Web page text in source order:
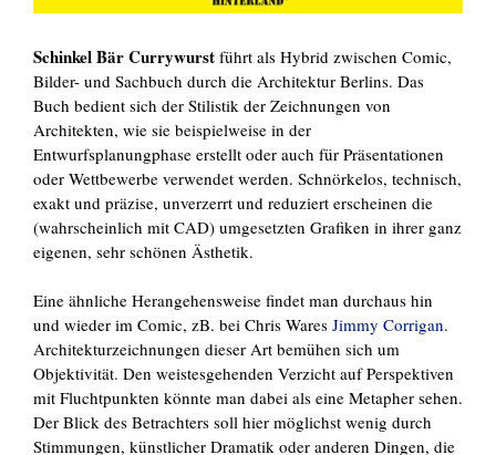
Schinkel Bär Currywurst führt als Hybrid zwischen Comic,
Bilder- und Sachbuch durch die Architektur Berlins. Das
Buch bedient sich der Stilistik der Zeichnungen von
Architekten, wie sie beispielweise in der
Entwurfsplanungphase erstellt oder auch für Präsentationen
oder Wettbewerbe verwendet werden. Schnörkelos, technisch,
exakt und präzise, unverzerrt und reduziert erscheinen die
(wahrscheinlich mit CAD) umgesetzten Grafiken in ihrer ganz
eigenen, sehr schönen Ästhetik.
Eine ähnliche Herangehensweise findet man durchaus hin
und wieder im Comic, zB. bei Chris Wares Jimmy Corrigan.
Architekturzeichnungen dieser Art bemühen sich um
Objektivität. Den weistesgehenden Verzicht auf Perspektiven
mit Fluchtpunkten könnte man dabei als eine Metapher sehen.
Der Blick des Betrachters soll hier möglichst wenig durch
Stimmungen, künstlicher Dramatik oder anderen Dingen, die